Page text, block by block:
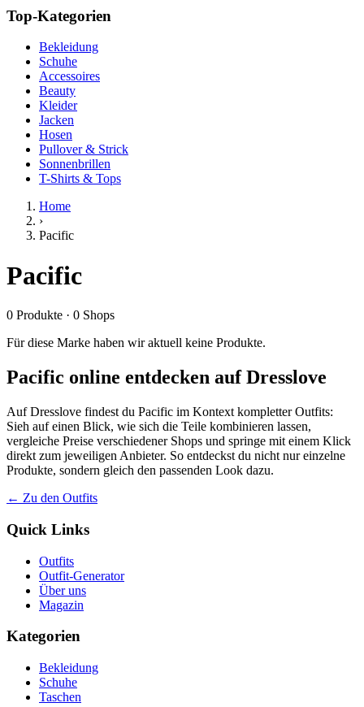
Top-Kategorien
Bekleidung
Schuhe
Accessoires
Beauty
Kleider
Jacken
Hosen
Pullover & Strick
Sonnenbrillen
T-Shirts & Tops
Home
›
Pacific
Pacific
0 Produkte · 0 Shops
Für diese Marke haben wir aktuell keine Produkte.
Pacific online entdecken auf Dresslove
Auf Dresslove findest du Pacific im Kontext kompletter Outfits:
Sieh auf einen Blick, wie sich die Teile kombinieren lassen,
vergleiche Preise verschiedener Shops und springe mit einem Klick
direkt zum jeweiligen Anbieter. So entdeckst du nicht nur einzelne
Produkte, sondern gleich den passenden Look dazu.
← Zu den Outfits
Quick Links
Outfits
Outfit-Generator
Über uns
Magazin
Kategorien
Bekleidung
Schuhe
Taschen